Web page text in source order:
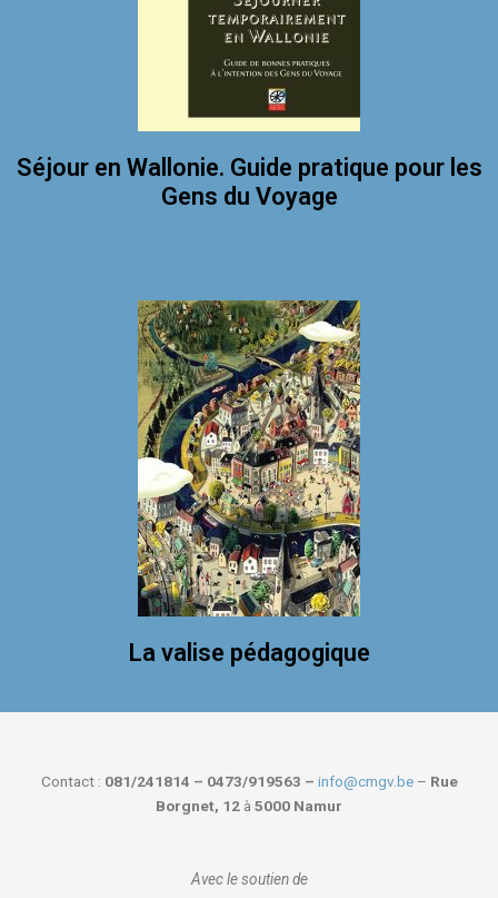
Séjour en Wallonie. Guide pratique pour les
Gens du Voyage
La valise pédagogique
Contact : 081/241814 – 0473/919563 – info@cmgv.be– Rue
Borgnet, 12 à 5000 Namur
Avec le soutien de